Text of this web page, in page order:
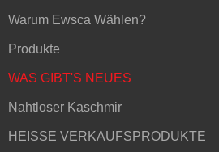
Warum Ewsca Wählen?
Produkte
WAS GIBT'S NEUES
Nahtloser Kaschmir
HEISSE VERKAUFSPRODUKTE